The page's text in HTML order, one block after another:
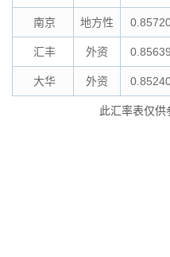
南京 地方性
汇丰 外资
大华 外资
此汇率表仅供